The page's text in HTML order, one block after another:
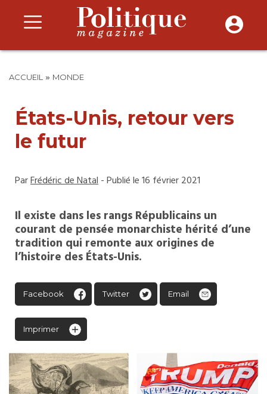
ACCUEIL » MONDE
États-Unis, retour vers
le futur
ParFrédéric de Natal- Publié le 16 février 2021
Il existe dans les rangs Républicains un
courant de pensée monarchiste hérité d’une
tradition qui remonte aux origines de
l’histoire des États-Unis.
Facebook Twitter Email
Imprimer